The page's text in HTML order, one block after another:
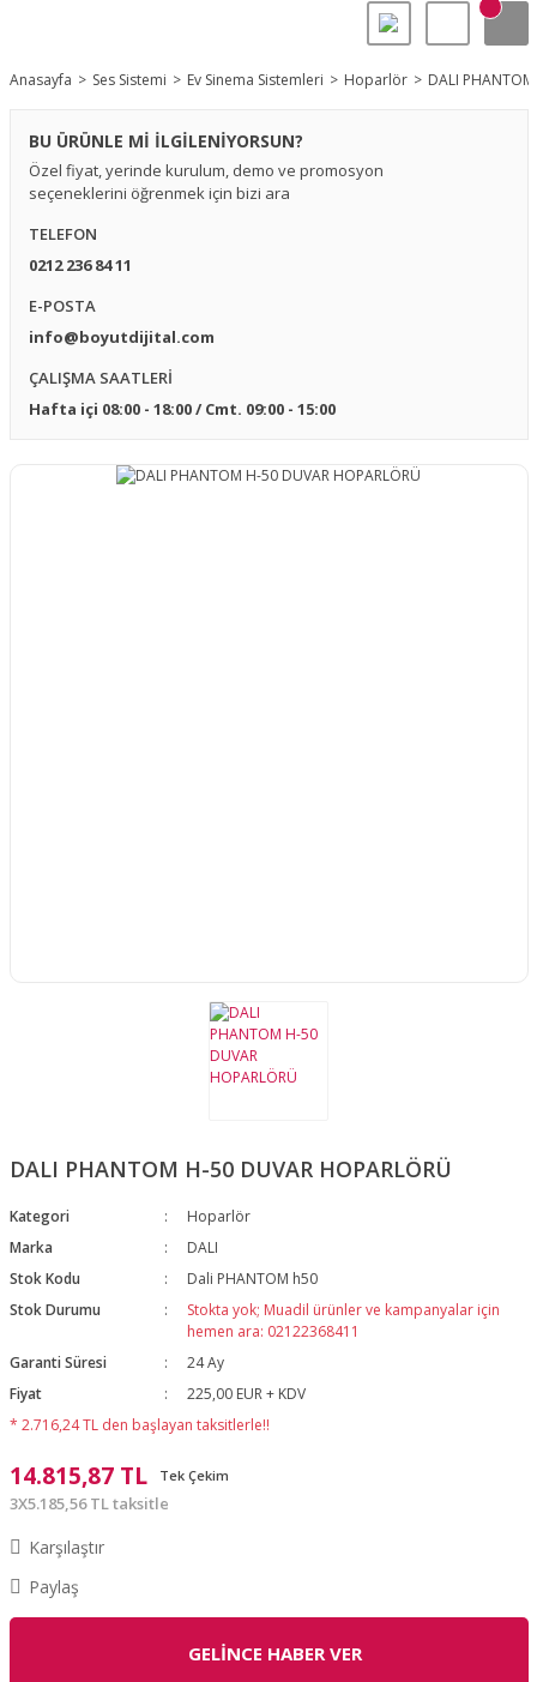
Anasayfa Ses Sistemi Ev Sinema Sistemleri Hoparlör DALI
BU ÜRÜNLE Mİ İLGİLENİYORSUN?
Özel fiyat, yerinde kurulum, demo ve promosyon
seçeneklerini öğrenmek için bizi ara
TELEFON
0212 236 84 11
E-POSTA
info@boyutdijital.com
ÇALIŞMA SAATLERİ
Hafta içi 08:00 - 18:00 / Cmt. 09:00 - 15:00
DALI PHANTOM H-50 DUVAR HOPARLÖRÜ
Kategori
Hoparlör
Marka
DALI
Stok Kodu
Dali PHANTOM h50
Stok Durumu
Stokta yok; Muadil ürünler ve kampanyalar için
hemen ara: 02122368411
Garanti Süresi
24 Ay
Fiyat
225,00 EUR + KDV
* 2.716,24 TL den başlayan taksitlerle!!
14.815,87 TL Tek Çekim
3X5.185,56 TL taksitle
Karşılaştır
Paylaş
GELİNCE HABER VER